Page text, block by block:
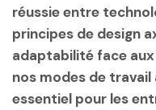
réussie entre
principes de design
adaptabilité face
nos modes de
essentiel pour les